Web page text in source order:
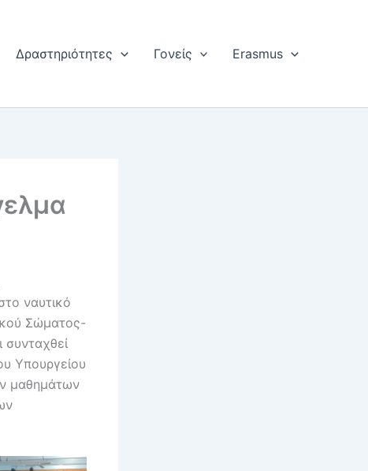
Δραστηριότητες Γονείς Erasmus
ναυτικό
Σώματος-
Υπουργείου
μαθημάτων